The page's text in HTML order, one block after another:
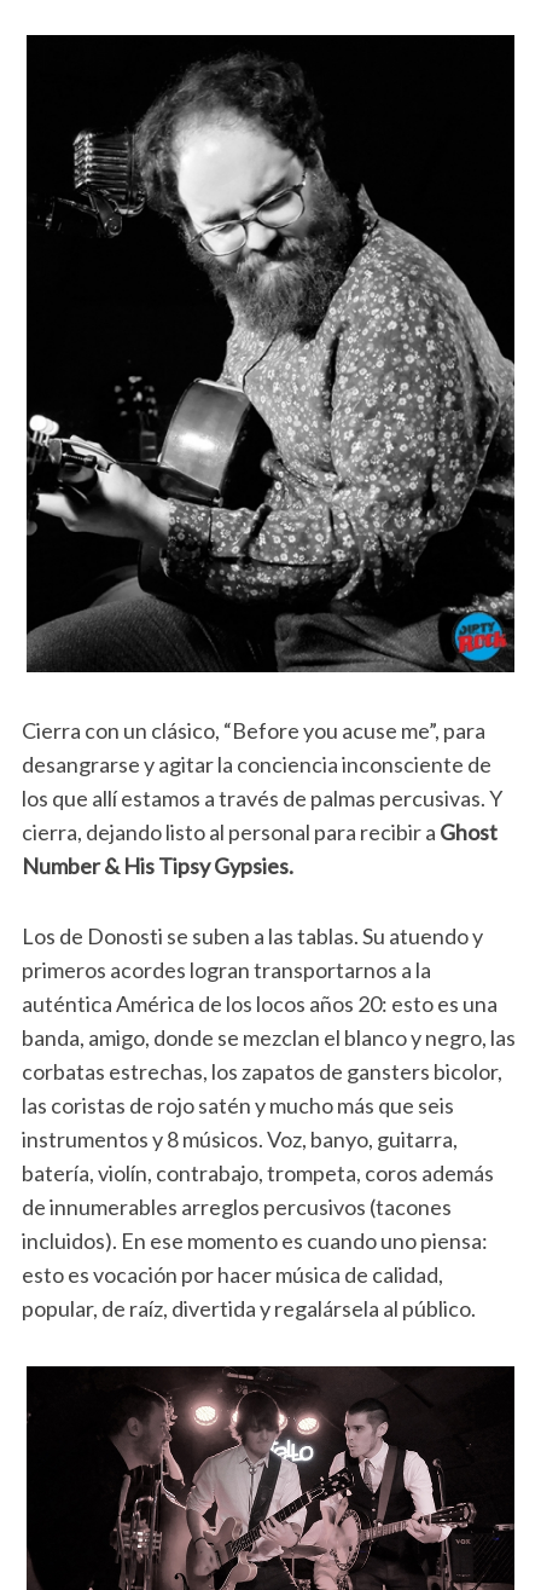
Cierra con un clásico, “Before you acuse me”, para
desangrarse y agitar la conciencia inconsciente de
los que allí estamos a través de palmas percusivas. Y
cierra, dejando listo al personal para recibir a Ghost
Number & His Tipsy Gypsies.
Los de Donosti se suben a las tablas. Su atuendo y
primeros acordes logran transportarnos a la
auténtica América de los locos años 20: esto es una
banda, amigo, donde se mezclan el blanco y negro, las
corbatas estrechas, los zapatos de gansters bicolor,
las coristas de rojo satén y mucho más que seis
instrumentos y 8 músicos. Voz, banyo, guitarra,
batería, violín, contrabajo, trompeta, coros además
de innumerables arreglos percusivos (tacones
incluidos). En ese momento es cuando uno piensa:
esto es vocación por hacer música de calidad,
popular, de raíz, divertida y regalársela al público.